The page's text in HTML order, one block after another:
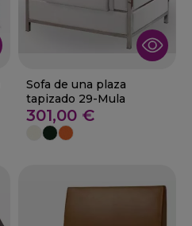
Sofa de una plaza
tapizado 29-Mula
301,00 €